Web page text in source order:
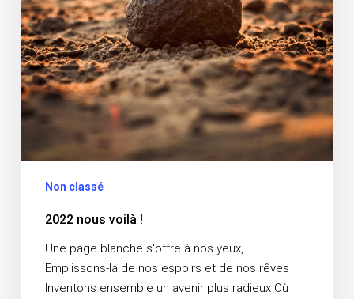
Non classé
2022 nous voilà !
Une page blanche s'offre à nos yeux,
Emplissons-la de nos espoirs et de nos rêves
Inventons ensemble un avenir plus radieux Où